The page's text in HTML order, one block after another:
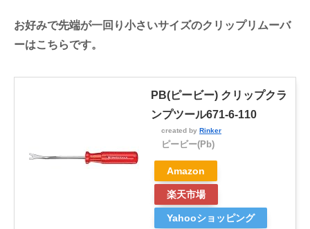
お好みで先端が一回り小さいサイズのクリップリムーバ
ーはこちらです。
PB(ピービー) クリップクラ
ンプツール671-6-110
created by Rinker
ピービー(Pb)
Amazon
楽天市場
Yahooショッピング